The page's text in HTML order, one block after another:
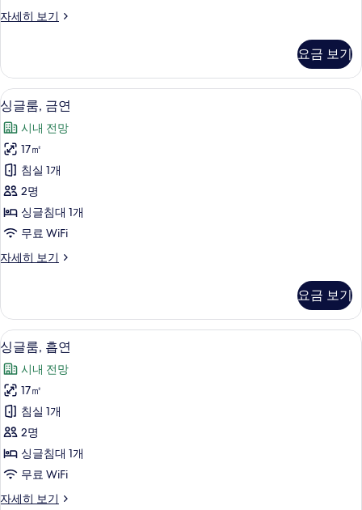
흡
사
진
모
두
보
기
자세히 보기
이
더
블
룸,
흡
연
자
세
히
보
기
요금 보기
싱
글
룸,
금
연
사
진
두
기
고급 침구, 암막 커튼, 방음 설비, 다리
10
싱글룸, 금연
시내 전망
17㎡
침실 1개
2명
싱글침대 1개
무료 WiFi
자세히 보기
싱
연
자
세
히
보
기
요금 보기
싱
글
룸,
흡
연
사
진
고급 침구, 암막 커튼, 방음 설비, 다리
10
싱글룸, 흡연
시내 전망
17㎡
침실 1개
2명
싱글침대 1개
무료 WiFi
자세히 보기
싱